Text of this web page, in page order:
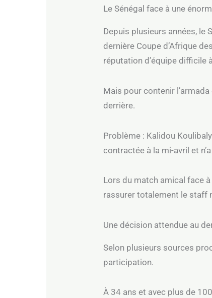
Le Sénégal face à une
Depuis plusieurs années, le
dernière Coupe d’Afrique
réputation d’équipe difficile
Mais pour contenir
derrière.
Problème : Kalidou
contractée à la mi-avril et
Lors du match amical face
rassurer totalement le staff
Une décision attendue au
Selon plusieurs sources
participation.
À 34 ans et avec plus de